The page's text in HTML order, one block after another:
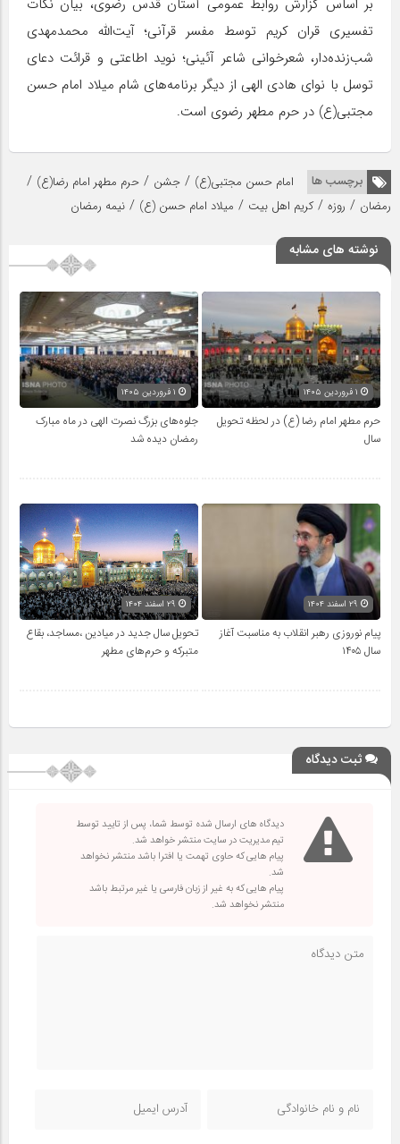
بر اساس گزارش روابط عمومی آستان قدس رضوی، بیان نکات
تفسیری قران کریم توسط مفسر قرآنی؛ آیت‌الله محمدمهدی
شب‌زنده‌دار، شعرخوانی شاعر آئینی؛ نوید اطاعتی و قرائت دعای
توسل با نوای هادی الهی از دیگر برنامه‌های شام میلاد امام حسن
مجتبی(ع) در حرم مطهر رضوی است.
برچسب ها امام حسن مجتبی(ع) / جشن / حرم مطهر امام رضا(ع) /
رمضان / روزه /کریم اهل بیت / میلاد امام حسن (ع) / نیمه رمضان
نوشته های مشابه
حرم مطهر امام رضا (ع) در لحظه تحویل
سال
جلوه‌های بزرگ نصرت الهی در ماه مبارک
رمضان دیده شد
پیام نوروزی رهبر انقلاب به مناسبت آغاز
سال ۱۴۰۵
تحویل سال‌ جدید در میادین ،مساجد، بقاع
متبرکه‌ و حرم‌های‌ مطهر
ثبت دیدگاه
دیدگاه های ارسال شده توسط شما، پس از تایید توسط
تیم مدیریت در سایت منتشر خواهد شد.
پیام هایی که حاوی تهمت یا افترا باشد منتشر نخواهد
شد.
پیام هایی که به غیر از زبان فارسی یا غیر مرتبط باشد
منتشر نخواهد شد.